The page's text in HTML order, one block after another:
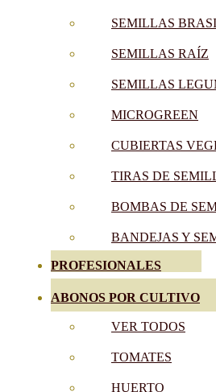
SEMILLAS
SEMILLAS RAÍZ
SEMILLAS
MICROGREEN
CUBIERTAS
TIRAS DE
BOMBAS DE
BANDEJAS Y
PROFESIONALES
ABONOS POR CULTIVO
VER TODOS
TOMATES
HUERTO